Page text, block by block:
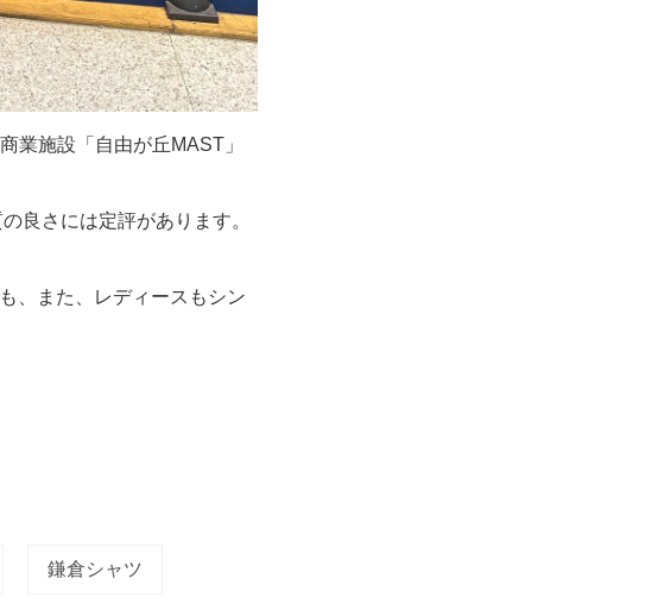
業施設「自由が丘MAST」
良さには定評があります。
、また、レディースもシン
鎌倉シャツ